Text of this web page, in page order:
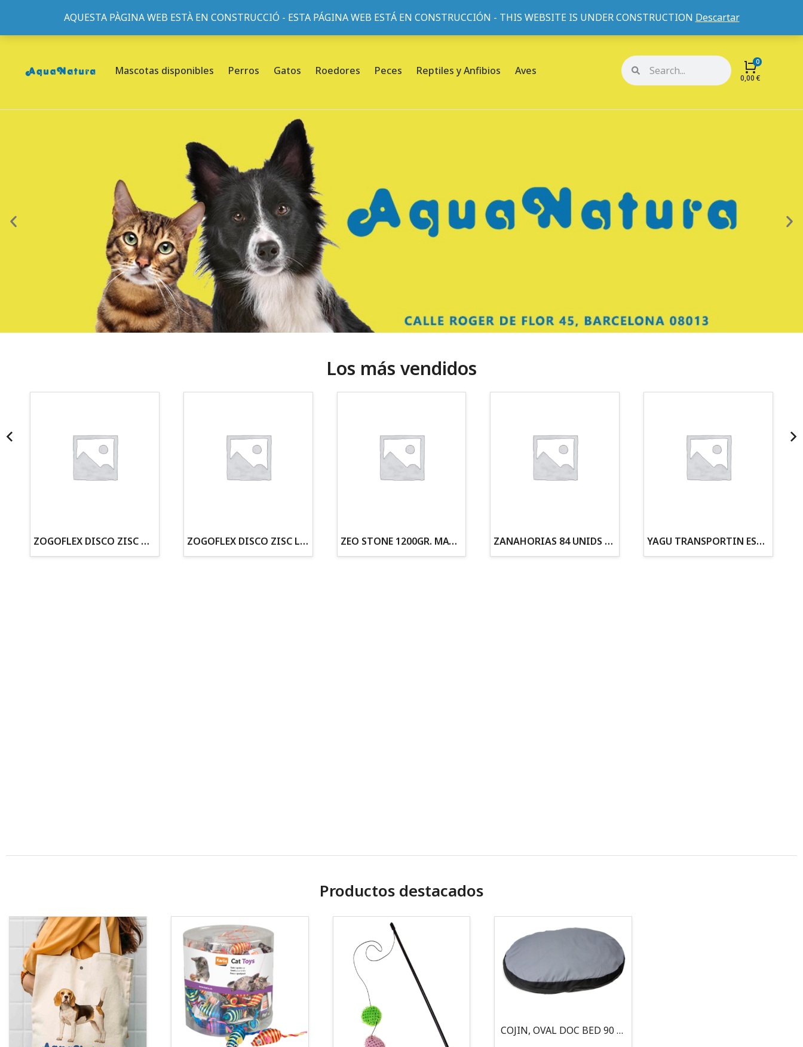
AQUESTA PÀGINA WEB ESTÀ EN CONSTRUCCIÓ - ESTA PÁGINA WEB ESTÁ EN CONSTRUCCIÓN - THIS WEBSITE IS UNDER CONSTRUCTION Descartar
933095977-933152057-933103463- C/ de Roger de Flor, 45, L'Eixample, 08013 Barcelona |Sobre nosotros Mi cuenta Mis pedidos
Mascotas disponibles Perros Gatos Roedores Peces Reptiles y Anfibios Aves
0,00€
Los más vendidos
ZOGOFLEX DISCO ZISC MINI (16CM) FLUORESCENTE ZOGOFLEX DISCO ZISC L (21.6CM) FLUORESCENTE ZEO STONE 1200GR. MATERIAL FILTRANTE ZANAHORIAS 84 UNIDS EN DISPLAY YAGU TRANSPORTIN ESPUMA CAMUFLAJE Nº1 36x30x28
Productos destacados
COJIN, OVAL DOC BED 90 X 66 X 10CM GRIS/NEGRO, 95°